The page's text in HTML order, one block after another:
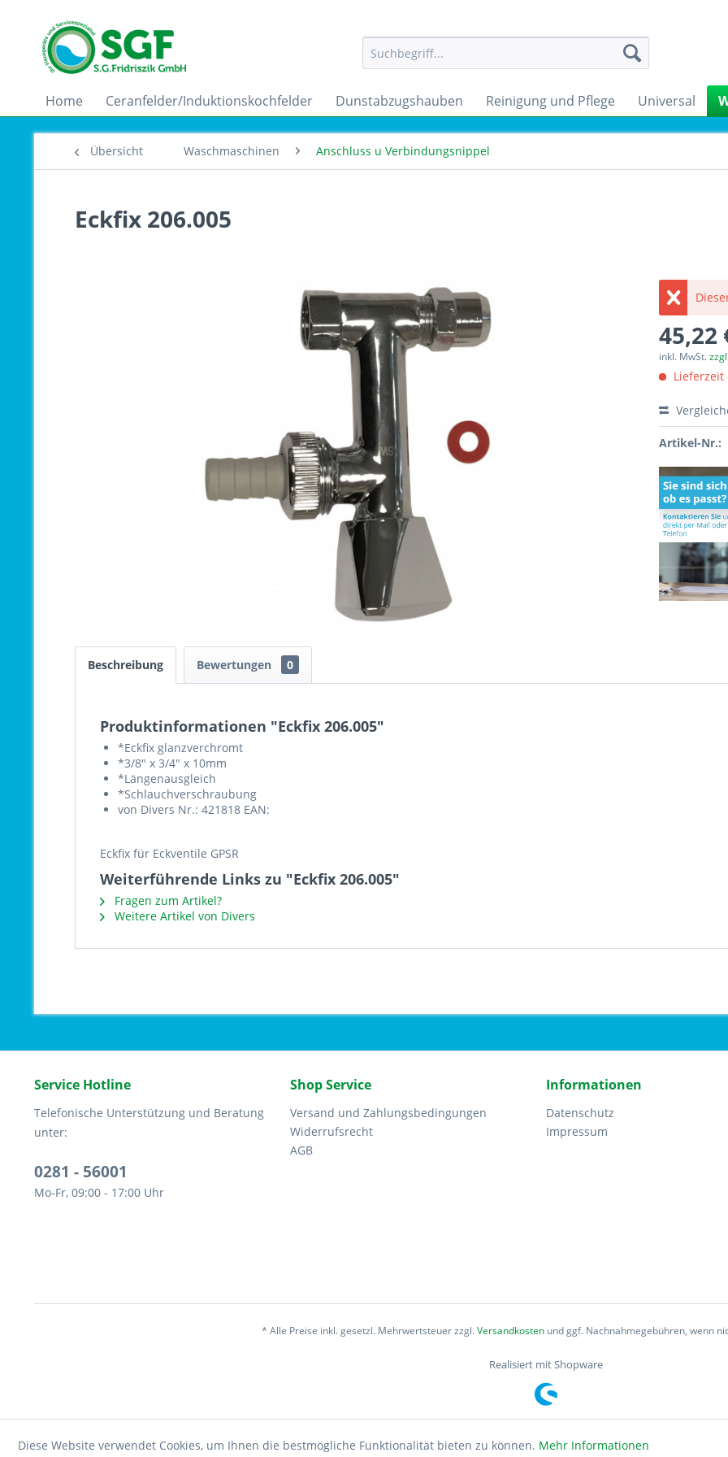
Home Ceranfelder/Induktionskochfelder Dunstabzugshauben Reinigung und Pflege Universal
Übersicht Waschmaschinen Anschluss u Verbindungsnippel
Eckfix 206.005
45,22
inkl. MwSt.
Lieferzeit
Artikel-Nr.:
Beschreibung Bewertungen 0
Produktinformationen "Eckfix 206.005"
*Eckfix glanzverchromt
*3/8" x 3/4" x 10mm
*Längenausgleich
*Schlauchverschraubung
von Divers Nr.: 421818 EAN:
Eckfix für Eckventile GPSR
Weiterführende Links zu "Eckfix 206.005"
Fragen zum Artikel?
Weitere Artikel von Divers
Service Hotline
Telefonische Unterstützung und Beratung
unter:
0281 - 56001
Mo-Fr, 09:00 - 17:00 Uhr
Shop Service
Versand und Zahlungsbedingungen
Widerrufsrecht
AGB
Informationen
Datenschutz
Impressum
* Alle Preise inkl. gesetzl. Mehrwertsteuer zzgl.Versandkostenund ggf. Nachnahmegebühren, wenn
Realisiert mit Shopware
Diese Website verwendet Cookies, um Ihnen die bestmögliche Funktionalität bieten zu können. Mehr Informationen